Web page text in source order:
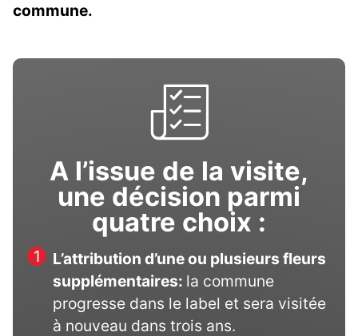
commune.
A l’issue de la visite,
une décision parmi
quatre choix :
L’attribution d’une ou plusieurs fleurs
supplémentaires: la commune
progresse dans le label et sera visitée
à nouveau dans trois ans.